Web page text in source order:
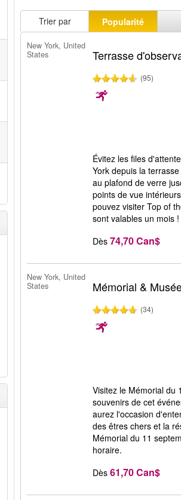
Trier par Popularité
New York, United
States
Terrasse
(95)
Évitez les files
York depuis la
au plafond de verre
points de vue
pouvez visiter Top of
sont valables un mois !
Dès 74,70 Can$
New York, United
States
Mémorial &
(34)
Visitez le Mémorial du
souvenirs de cet
aurez l'occasion
des êtres chers et la
Mémorial du 11
horaire.
Dès 61,70 Can$